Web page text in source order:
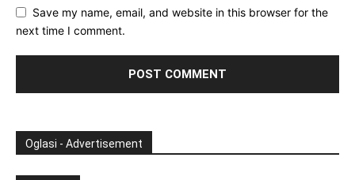
Save my name, email, and website in this browser for the
next time I comment.
Oglasi - Advertisement